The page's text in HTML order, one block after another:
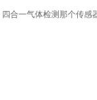
四合一气体检测那个传感